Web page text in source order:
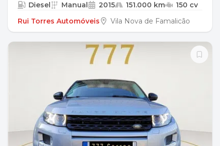
Diesel Manual 2015 151.000 km
150 cv
Rui Torres Automóveis
Vila Nova de Famalicão